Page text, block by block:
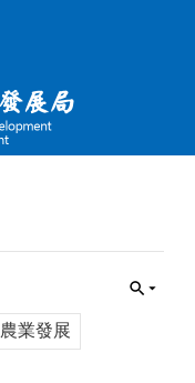
農業發展